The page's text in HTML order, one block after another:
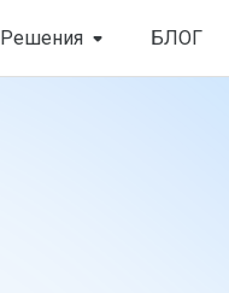
Решения БЛОГ